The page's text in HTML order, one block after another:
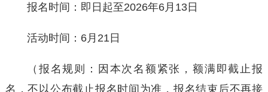
报名时间：即日起至2026年6月13日
活动时间：6月21日
（报名规则：因本次名额紧张，额满即截止报
名，不以公布截止报名时间为准，报名结束后不再接